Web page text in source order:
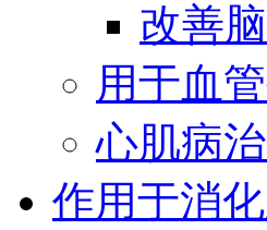
改善
用于血
心肌病
作用于消